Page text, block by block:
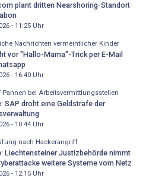
plant dritten Nearshoring-Standort
- 11:25Uhr
Nachrichten vermeintlicher Kinder
vor "Hallo-Mama"-Trick per E-Mail
- 16:40Uhr
Pannen bei Arbeitsvermittlungsstellen
SAP droht eine Geldstrafe der
- 10:44Uhr
nach Hackerangriff
Liechtensteiner Justizbehörde nimmt
weitere Systeme vom Netz
- 12:15Uhr